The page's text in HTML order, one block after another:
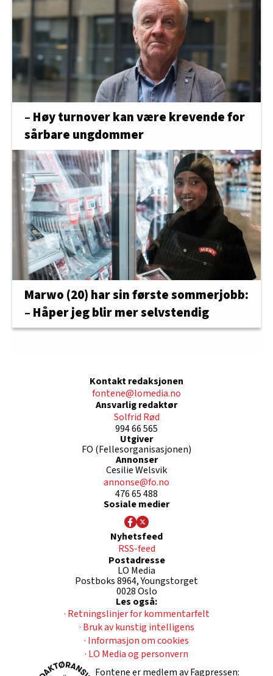
– Høy turnover kan være krevende for
sårbare ungdommer
Marwo (20) har sin første sommerjobb:
– Håper jeg blir mer selvstendig
Kontakt redaksjonen
fontene@lomedia.no
Ansvarlig redaktør
Solfrid Rød
994 66 565
Utgiver
FO (Fellesorganisasjonen)
Annonser
Cesilie Welsvik
annonse@fo.no
476 65 488
Sosiale medier
Nyhetsfeed
RSS-feed
Postadresse
LO Media
Postboks 8964, Youngstorget
0028 Oslo
Les også:
· Retningslinjer for kommentarfelt
· Bruk av kunstig intelligens
· Informasjon om cookies
· LO Media og personvern
Fontene er medlem av Fagpressen: